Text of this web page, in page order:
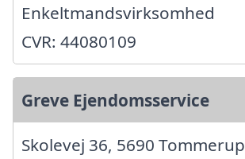
Enkeltmandsvirksomhed
CVR: 44080109
Greve Ejendomsservice
Skolevej 36, 5690 Tommerup